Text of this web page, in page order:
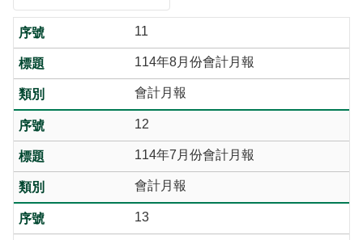
11
114年8月份會計月報
會計月報
12
114年7月份會計月報
會計月報
13